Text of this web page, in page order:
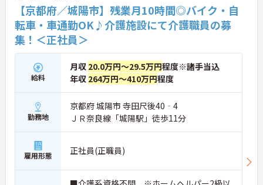
【京都府／城陽市】残業月10時間◎バイク・自
転車・車通勤OK♪介護施設にて介護職員の募
集！＜正社員＞
給料
月収 20.0万円～29.5万円程度※諸手当込
年収 264万円～410万円程度
勤務地
京都府 城陽市 寺田尺後40‐4
ＪＲ奈良線「城陽駅」徒歩11分
雇用形態 正社員(正職員)